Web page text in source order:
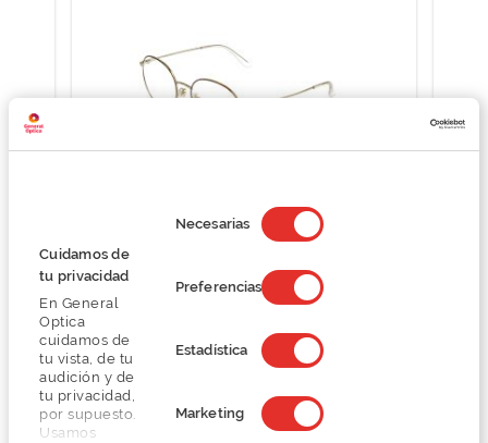
Cuidamos de
tu privacidad
En General
Optica
cuidamos de
tu vista, de tu
audición y de
tu privacidad,
por supuesto.
Usamos
de
consentimiento
Necesarias
Preferencias
Estadística
Marketing
O preço inclui apenas a armação
84,74 €